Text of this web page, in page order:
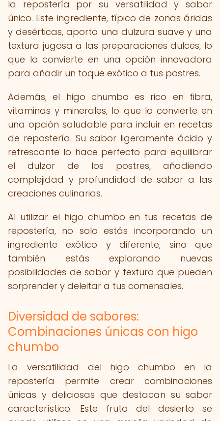
la repostería por su versatilidad y sabor
único. Este ingrediente, típico de zonas áridas
y desérticas, aporta una dulzura suave y una
textura jugosa a las preparaciones dulces, lo
que lo convierte en una opción innovadora
para añadir un toque exótico a tus postres.
Además, el higo chumbo es rico en fibra,
vitaminas y minerales, lo que lo convierte en
una opción saludable para incluir en recetas
de repostería. Su sabor ligeramente ácido y
refrescante lo hace perfecto para equilibrar
el dulzor de los postres, añadiendo
complejidad y profundidad de sabor a las
creaciones culinarias.
Al utilizar el higo chumbo en tus recetas de
repostería, no solo estás incorporando un
ingrediente exótico y diferente, sino que
también estás explorando nuevas
posibilidades de sabor y textura que pueden
sorprender y deleitar a tus comensales.
Diversidad de sabores:
Combinaciones únicas con higo
chumbo
La versatilidad del higo chumbo en la
repostería permite crear combinaciones
únicas y deliciosas que destacan su sabor
característico. Este fruto del desierto se